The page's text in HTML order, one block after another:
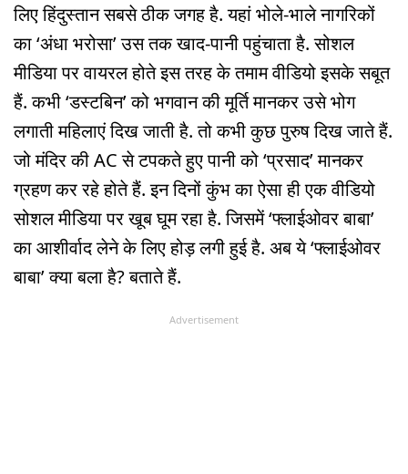
लिए हिंदुस्तान सबसे ठीक जगह है. यहां भोले-भाले नागरिकों
का ‘अंधा भरोसा’ उस तक खाद-पानी पहुंचाता है. सोशल
मीडिया पर वायरल होते इस तरह के तमाम वीडियो इसके सबूत
हैं. कभी ‘डस्टबिन’ को भगवान की मूर्ति मानकर उसे भोग
लगाती महिलाएं दिख जाती है. तो कभी कुछ पुरुष दिख जाते हैं.
जो मंदिर की AC से टपकते हुए पानी को ‘प्रसाद’ मानकर
ग्रहण कर रहे होते हैं. इन दिनों कुंभ का ऐसा ही एक वीडियो
सोशल मीडिया पर खूब घूम रहा है. जिसमें ‘फ्लाईओवर बाबा’
का आशीर्वाद लेने के लिए होड़ लगी हुई है. अब ये ‘फ्लाईओवर
बाबा’ क्या बला है? बताते हैं.
Advertisement